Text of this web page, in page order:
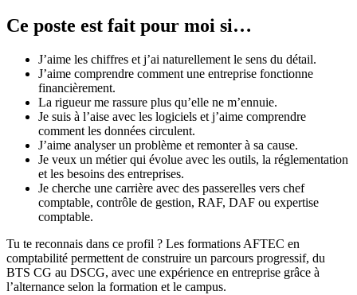
Ce poste est fait pour moi si…
J’aime les chiffres et j’ai naturellement le sens du détail.
J’aime comprendre comment une entreprise fonctionne
financièrement.
La rigueur me rassure plus qu’elle ne m’ennuie.
Je suis à l’aise avec les logiciels et j’aime comprendre
comment les données circulent.
J’aime analyser un problème et remonter à sa cause.
Je veux un métier qui évolue avec les outils, la réglementation
et les besoins des entreprises.
Je cherche une carrière avec des passerelles vers chef
comptable, contrôle de gestion, RAF, DAF ou expertise
comptable.
Tu te reconnais dans ce profil ? Les formations AFTEC en
comptabilité permettent de construire un parcours progressif, du
BTS CG au DSCG, avec une expérience en entreprise grâce à
l’alternance selon la formation et le campus.